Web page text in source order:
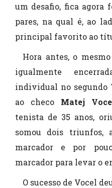
um desafio, fica agora
pares, na qual é, ao
principal favorito ao
Hora antes, o
igualmente
individual no segundo
ao checo Matej
tenista de 35 anos,
somou dois triunfos,
marcador e por
marcador para levar o
O sucesso de Vocel